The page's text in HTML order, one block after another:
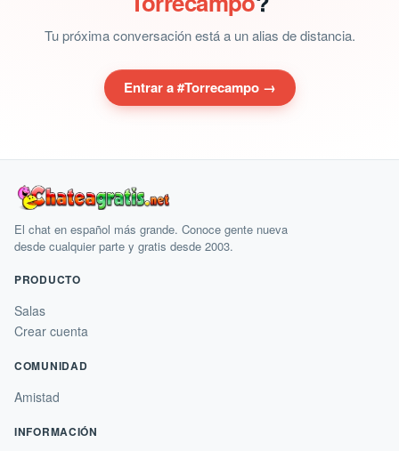
Tu próxima conversación está a un alias de distancia.
Entrar a #Torrecampo →
El chat en español más grande. Conoce gente nueva
desde cualquier parte y gratis desde 2003.
PRODUCTO
Salas
Crear cuenta
COMUNIDAD
Amistad
INFORMACIÓN